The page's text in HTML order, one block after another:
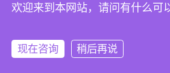
采购经理人网是专业的采购经理人资格证书
版权信息：采购经理人培训网 网站备案
欢迎来到本网站，请问有什么可
现在咨询 稍后再说